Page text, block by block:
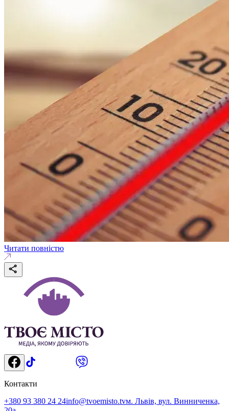
Читати повністю
Контакти
+380 93 380 24 24info@tvoemisto.tvм. Львів, вул. Винниченка,